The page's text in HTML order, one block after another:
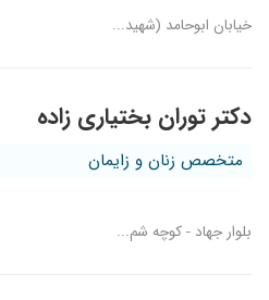
خیابان ابوحامد (شهید...
دکتر توران بختیاری زاده
متخصص زنان و زایمان
بلوار جهاد - کوچه شم...